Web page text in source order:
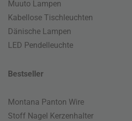
Muuto Lampen
Kabellose Tischleuchten
Dänische Lampen
LED Pendelleuchte
Bestseller
Montana Panton Wire
Stoff Nagel Kerzenhalter